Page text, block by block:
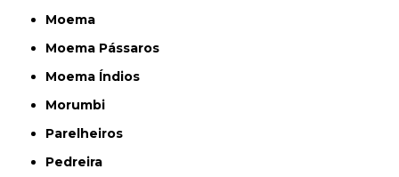
Moema
Moema Pássaros
Moema Índios
Morumbi
Parelheiros
Pedreira